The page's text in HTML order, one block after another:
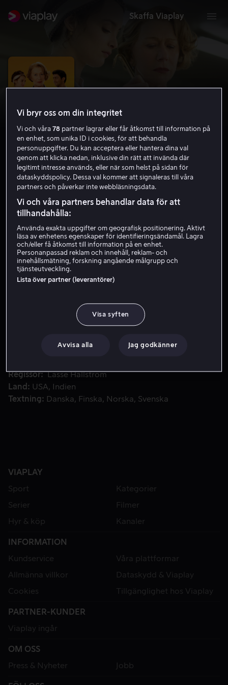
Skaffa Viaplay
100 steg från Bombay till Paris
7.3 Drama Romantik 2014 1 h 57 min
HD
Hyr 49 kr
När en färgstark familj från Indien öppnar en indisk
När en färgstark familj från Indien öppnar en indisk
ovänner med den fina Michelin-belönade restaurangen
på andra sidan gatan.
Om Puri
Regissör
Lasse Hallström
Land
USA
Indien
Textning
Danska Finska Norska Svenska
VIAPLAY
Sport
Kategorier
Serier
Filmer
Hyr & köp
Kanaler
INFORMATION
Kundservice
Våra plattformar
Allmänna villkor
Dataskydd & Viaplay
Cookies
Tillgänglighet hos Viaplay
PARTNER-KUNDER
Viaplay ingår
OM OSS
Press & Nyheter
Jobb
Vi bryr oss om din integritet
Vi och våra78 partner lagrar eller får åtkomst till information på
en enhet, som unika ID i cookies, för att behandla
personuppgifter. Du kan acceptera eller hantera dina val
genom att klicka nedan, inklusive din rätt att invända där
legitimt intresse används, eller när som helst på sidan för
dataskyddspolicy. Dessa val kommer att signaleras till våra
partners och påverkar inte webbläsningsdata.
Vi och våra partners behandlar data för att
tillhandahålla:
Använda exakta uppgifter om geografisk positionering. Aktivt
läsa av enhetens egenskaper för identifieringsändamål. Lagra
och/eller få åtkomst till information på en enhet.
Personanpassad reklam och innehåll, reklam- och
innehållsmätning, forskning angående målgrupp och
tjänsteutveckling.
Lista över partner (leverantörer)
Visa syften
Avvisa alla Jag godkänner